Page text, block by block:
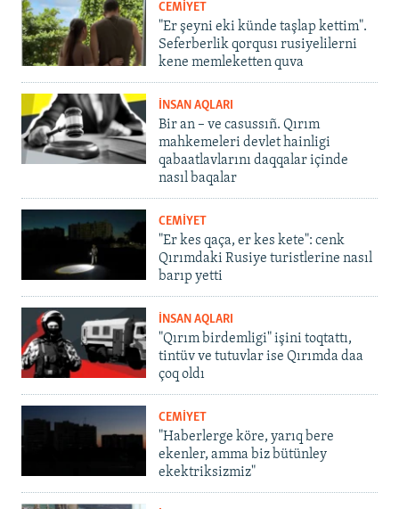
CEMİYET
"Er şeyni eki künde taşlap kettim".
Seferberlik qorqusı rusiyelilerni
kene memleketten quva
İNSAN AQLARI
Bir an – ve casussıñ. Qırım
mahkemeleri devlet hainligi
qabaatlavlarını daqqalar içinde
nasıl baqalar
CEMİYET
"Er kes qaça, er kes kete": cenk
Qırımdaki Rusiye turistlerine nasıl
barıp yetti
İNSAN AQLARI
"Qırım birdemligi" işini toqtattı,
tintüv ve tutuvlar ise Qırımda daa
çoq oldı
CEMİYET
"Haberlerge köre, yarıq bere
ekenler, amma biz bütünley
ekektriksizmiz"